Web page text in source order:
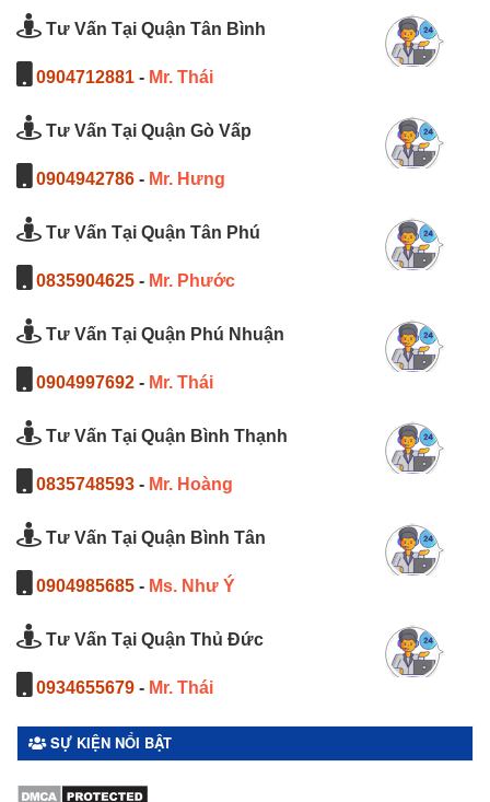
Tư Vấn Tại Quận Tân Bình
0904712881 - Mr. Thái
Tư Vấn Tại Quận Gò Vấp
0904942786 - Mr. Hưng
Tư Vấn Tại Quận Tân Phú
0835904625 - Mr. Phước
Tư Vấn Tại Quận Phú Nhuận
0904997692 - Mr. Thái
Tư Vấn Tại Quận Bình Thạnh
0835748593 - Mr. Hoàng
Tư Vấn Tại Quận Bình Tân
0904985685 - Ms. Như Ý
Tư Vấn Tại Quận Thủ Đức
0934655679 - Mr. Thái
SỰ KIỆN NỔI BẬT